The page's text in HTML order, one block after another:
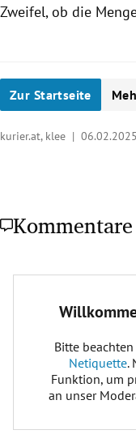
Zweifel, ob die
Zur Startseite
kurier.at, klee |
Kommentare